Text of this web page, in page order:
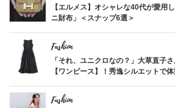
【エルメス】オシャレな40代が愛用
ニ財布」＜スナップ6選＞
Fashion
「それ、ユニクロなの？」大草直子
【ワンピース】！秀逸シルエットで
Fashion